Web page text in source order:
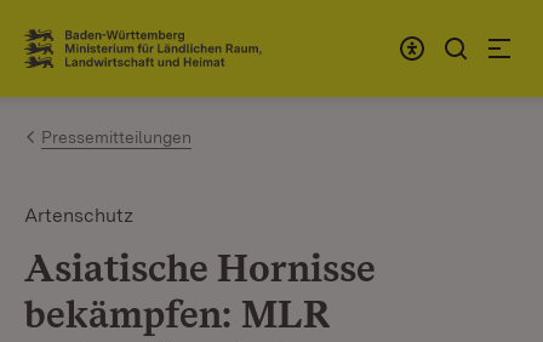
Zum Inhalt springen
Link zur Startseite
Pressemitteilungen
Artenschutz
Asiatische Hornisse
bekämpfen: MLR